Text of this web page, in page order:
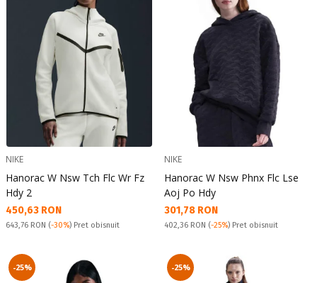
NIKE
Hanorac W Nsw Tch Flc Wr Fz
Hdy 2
Текуща цена:
450,63 RON
Pret obisnuit:
643,76 RON (-30%) Pret obisnuit
NIKE
Hanorac W Nsw Phnx Flc Lse
Aoj Po Hdy
Текуща цена:
301,78 RON
Pret obisnuit:
402,36 RON (-25%) Pret obisnuit
-25% -25%